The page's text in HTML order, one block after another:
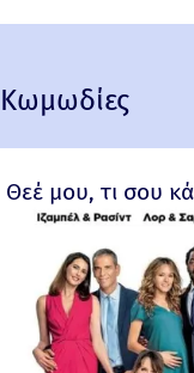
Κωμωδίες
Θεέ μου, τι σου